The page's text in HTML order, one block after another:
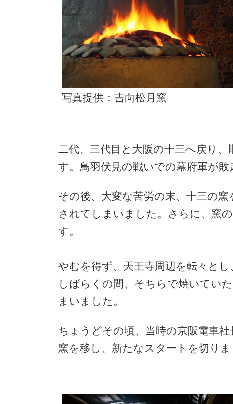
写真提供：吉向松月窯
二代、三代目と大阪の十三へ戻り
す。鳥羽伏見の戦いでの幕府軍が
その後、大変な苦労の末、十三の
されてしまいました。さらに、窯
す。
やむを得ず、天王寺周辺を転々と
しばらくの間、そちらで焼いてい
まいました。
ちょうどその頃、当時の京阪電車
窯を移し、新たなスタートを切りま